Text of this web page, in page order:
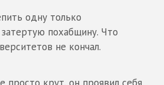
одну только
похабщину. Что
не кончал.